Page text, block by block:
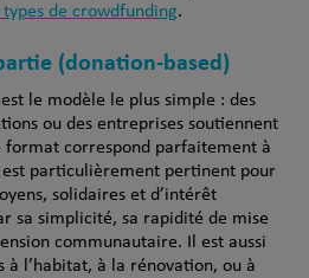
de crowdfunding.
(donation-based)
le modèle le plus simple : des
ou des entreprises soutiennent
format correspond parfaitement à
particulièrement pertinent pour
solidaires et d’intérêt
sa simplicité, sa rapidité de mise
communautaire. Il est aussi
à l’habitat, à la rénovation, ou à